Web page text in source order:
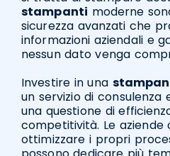
stampanti moderne
sicurezza avanzati che
informazioni aziendali e
nessun dato venga
Investire in una
un servizio di
una questione di
competitività. Le aziende
ottimizzare i propri